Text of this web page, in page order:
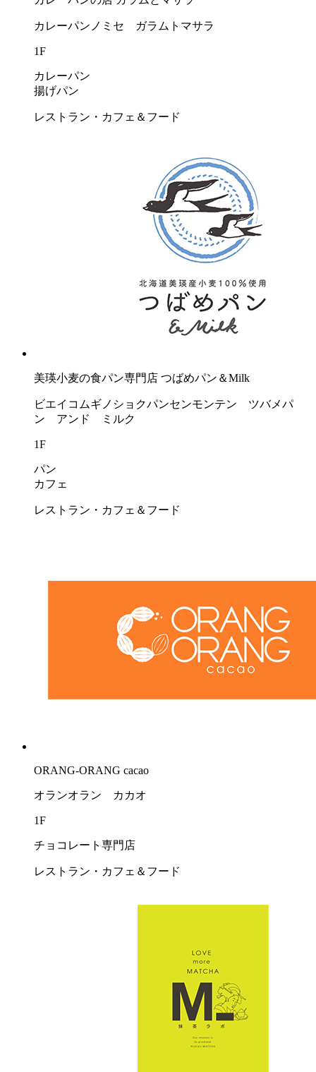
カレーパンノミセ ガラムトマサラ
1F
カレーパン
揚げパン
レストラン・カフェ＆フード
美瑛小麦の食パン専門店 つばめパン＆Milk
ビエイコムギノショクパンセンモンテン ツバメパ
ン アンド ミルク
1F
パン
カフェ
レストラン・カフェ＆フード
ORANG-ORANG cacao
オランオラン カカオ
1F
チョコレート専門店
レストラン・カフェ＆フード